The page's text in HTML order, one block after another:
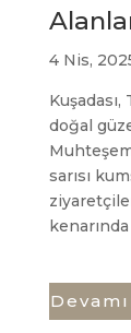
4 Nis,
doğal
sarısı